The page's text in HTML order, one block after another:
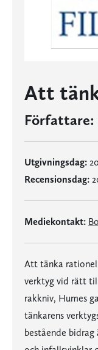
Att
Författare:
Utgivningsdag:
Recensionsdag:
Mediekontakt:
Att tänka
verktyg vid rätt
rakkniv, Humes
tänkarens
bestående